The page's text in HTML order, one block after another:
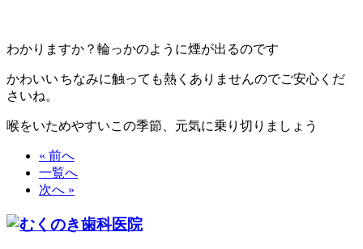
わかりますか？輪っかのように煙が出るのです
かわいい ちなみに触っても熱くありませんのでご安心くだ
さいね。
喉をいためやすいこの季節、元気に乗り切りましょう
« 前へ
一覧へ
次へ »